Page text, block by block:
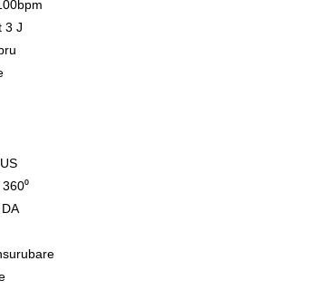
3 J